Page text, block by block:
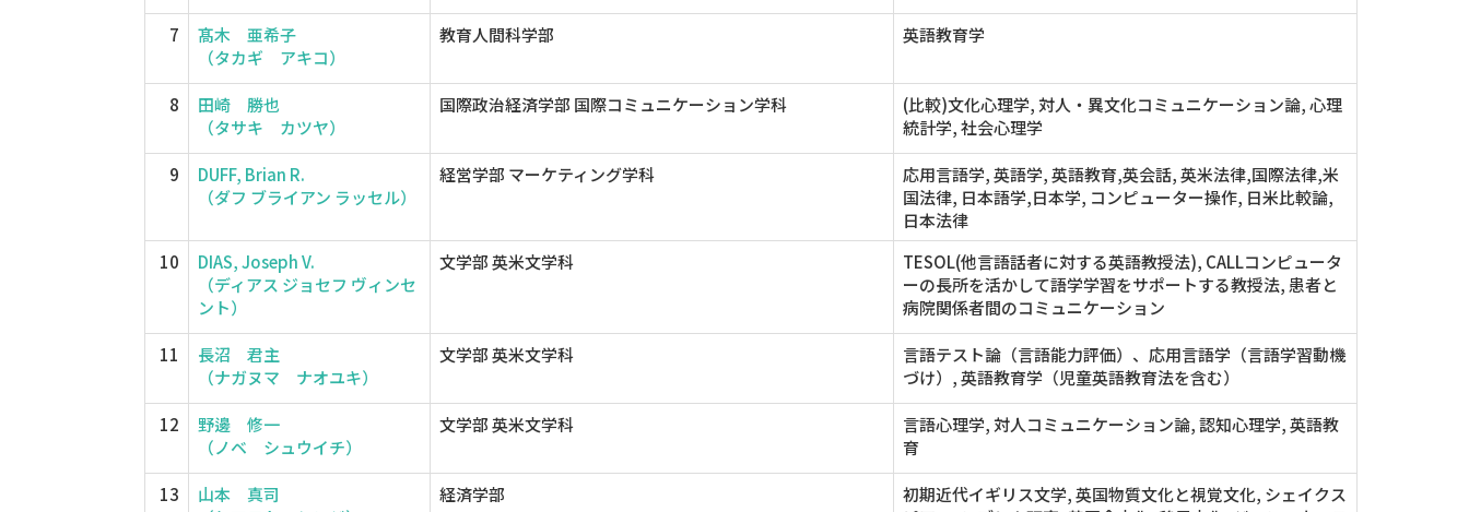
7
髙木 亜希子
（タカギ アキコ）
教育人間科学部 英語教育学
8
田崎 勝也
（タサキ カツヤ）
国際政治経済学部 国際コミュニケーション学科
(比較)文化心理学, 対人・異文化コミュニケーション論, 心理
統計学, 社会心理学
9
DUFF, Brian R.
（ダフ ブライアン ラッセル）
経営学部 マーケティング学科
応用言語学, 英語学, 英語教育,英会話, 英米法律,国際法律,米
国法律, 日本語学,日本学, コンピューター操作, 日米比較論,
日本法律
10
DIAS, Joseph V.
（ディアス ジョセフ ヴィンセ
ント）
文学部 英米文学科
TESOL(他言語話者に対する英語教授法), CALLコンピュータ
ーの長所を活かして語学学習をサポートする教授法, 患者と
病院関係者間のコミュニケーション
11
長沼 君主
（ナガヌマ ナオユキ）
文学部 英米文学科
言語テスト論（言語能力評価）、応用言語学（言語学習動機
づけ）, 英語教育学（児童英語教育法を含む）
12
野邊 修一
（ノベ シュウイチ）
文学部 英米文学科
言語心理学, 対人コミュニケーション論, 認知心理学, 英語教
育
13
山本 真司
経済学部
初期近代イギリス文学, 英国物質文化と視覚文化, シェイクス